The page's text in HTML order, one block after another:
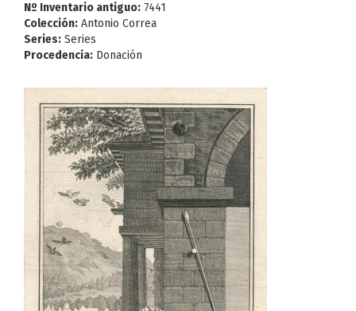
Nº Inventario antiguo: 7441
Colección: Antonio Correa
Series: Series
Procedencia: Donación